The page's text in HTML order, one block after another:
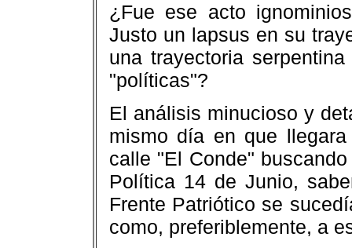
¿Fue ese acto
Justo un lapsus en su
una trayectoria
"políticas"?
El análisis minucioso y
mismo día en que
calle "El Conde"
Política 14 de Junio,
Frente Patriótico se
como, preferiblemente, a